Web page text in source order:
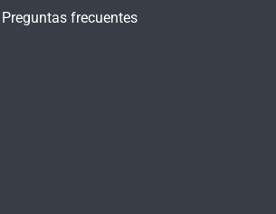
Preguntas frecuentes